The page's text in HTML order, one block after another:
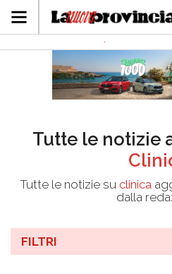
Tutte le notizie
Tutte le notizie su clinica
dalla
FILTRI